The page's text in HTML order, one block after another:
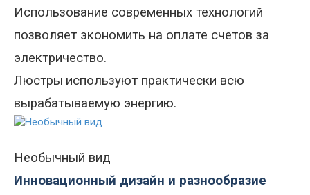
Использование современных технологий
позволяет экономить на оплате счетов за
электричество.
Люстры используют практически всю
вырабатываемую энергию.
Необычный вид
Инновационный дизайн и разнообразие